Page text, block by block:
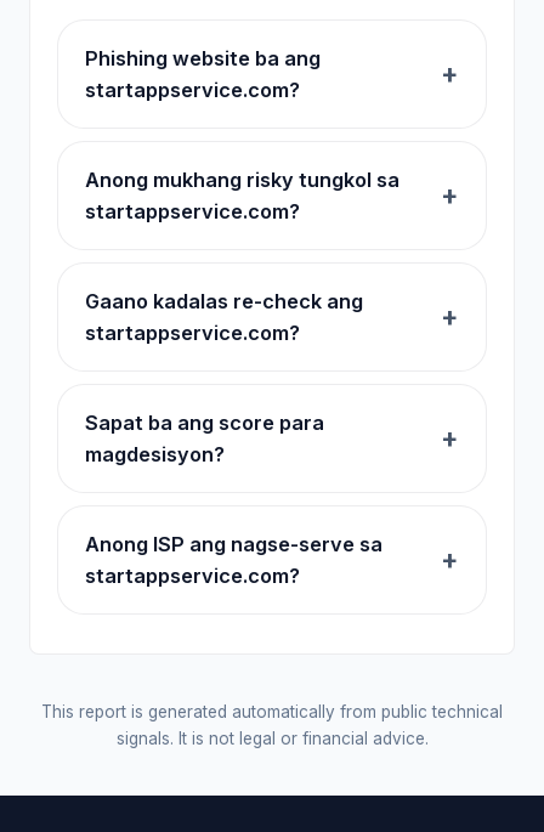
Phishing website ba ang
startappservice.com?
Anong mukhang risky tungkol sa
startappservice.com?
Gaano kadalas re-check ang
startappservice.com?
Sapat ba ang score para
magdesisyon?
Anong ISP ang nagse-serve sa
startappservice.com?
This report is generated automatically from public technical
signals. It is not legal or financial advice.